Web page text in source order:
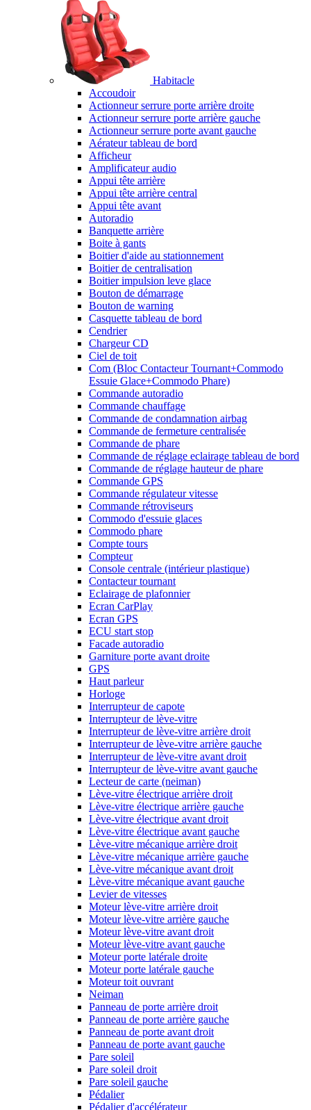
Habitacle
Accoudoir
Actionneur serrure porte arrière droite
Actionneur serrure porte arrière gauche
Actionneur serrure porte avant gauche
Aérateur tableau de bord
Afficheur
Amplificateur audio
Appui tête arrière
Appui tête arrière central
Appui tête avant
Autoradio
Banquette arrière
Boite à gants
Boitier d'aide au stationnement
Boitier de centralisation
Boitier impulsion leve glace
Bouton de démarrage
Bouton de warning
Casquette tableau de bord
Cendrier
Chargeur CD
Ciel de toit
Com (Bloc Contacteur Tournant+Commodo
Essuie Glace+Commodo Phare)
Commande autoradio
Commande chauffage
Commande de condamnation airbag
Commande de fermeture centralisée
Commande de phare
Commande de réglage eclairage tableau de bord
Commande de réglage hauteur de phare
Commande GPS
Commande régulateur vitesse
Commande rétroviseurs
Commodo d'essuie glaces
Commodo phare
Compte tours
Compteur
Console centrale (intérieur plastique)
Contacteur tournant
Eclairage de plafonnier
Ecran CarPlay
Ecran GPS
ECU start stop
Facade autoradio
Garniture porte avant droite
GPS
Haut parleur
Horloge
Interrupteur de capote
Interrupteur de lève-vitre
Interrupteur de lève-vitre arrière droit
Interrupteur de lève-vitre arrière gauche
Interrupteur de lève-vitre avant droit
Interrupteur de lève-vitre avant gauche
Lecteur de carte (neiman)
Lève-vitre électrique arrière droit
Lève-vitre électrique arrière gauche
Lève-vitre électrique avant droit
Lève-vitre électrique avant gauche
Lève-vitre mécanique arrière droit
Lève-vitre mécanique arrière gauche
Lève-vitre mécanique avant droit
Lève-vitre mécanique avant gauche
Levier de vitesses
Moteur lève-vitre arrière droit
Moteur lève-vitre arrière gauche
Moteur lève-vitre avant droit
Moteur lève-vitre avant gauche
Moteur porte latérale droite
Moteur porte latérale gauche
Moteur toit ouvrant
Neiman
Panneau de porte arrière droit
Panneau de porte arrière gauche
Panneau de porte avant droit
Panneau de porte avant gauche
Pare soleil
Pare soleil droit
Pare soleil gauche
Pédalier
Pédalier d'accélérateur